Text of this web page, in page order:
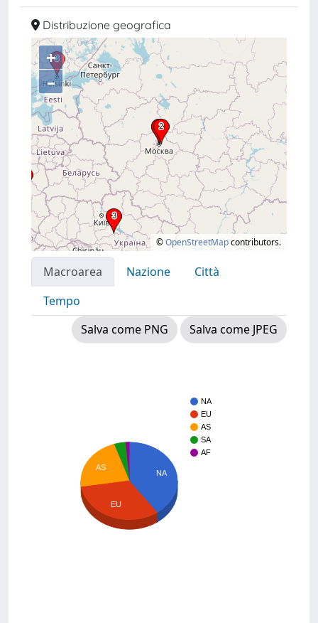
Distribuzione geografica
+
–
©OpenStreetMapcontributors.
Macroarea Nazione
Città
Tempo
Salva come PNG
Salva come JPEG
NA
EU
AS
SA
AF
NA
AS
EU